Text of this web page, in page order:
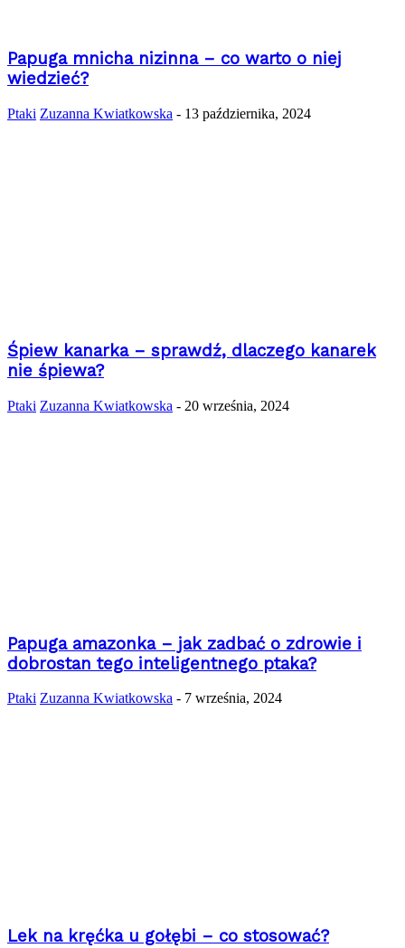
Papuga mnicha nizinna – co warto o niej
wiedzieć?
Ptaki Zuzanna Kwiatkowska - 13 października, 2024
Śpiew kanarka – sprawdź, dlaczego kanarek
nie śpiewa?
Ptaki Zuzanna Kwiatkowska - 20 września, 2024
Papuga amazonka – jak zadbać o zdrowie i
dobrostan tego inteligentnego ptaka?
Ptaki Zuzanna Kwiatkowska - 7 września, 2024
Lek na kręćka u gołębi – co stosować?